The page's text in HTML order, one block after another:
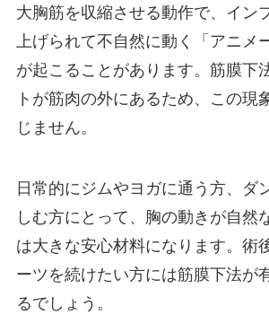
大胸筋を収縮させる動作で、イン
上げられて不自然に動く「アニメ
が起こることがあります。筋膜下
トが筋肉の外にあるため、この現
じません。
日常的にジムやヨガに通う方、ダ
しむ方にとって、胸の動きが自然
は大きな安心材料になります。術
ーツを続けたい方には筋膜下法が
るでしょう。